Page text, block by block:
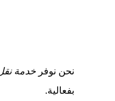
نحن نوفرخدمة
بفعالية.